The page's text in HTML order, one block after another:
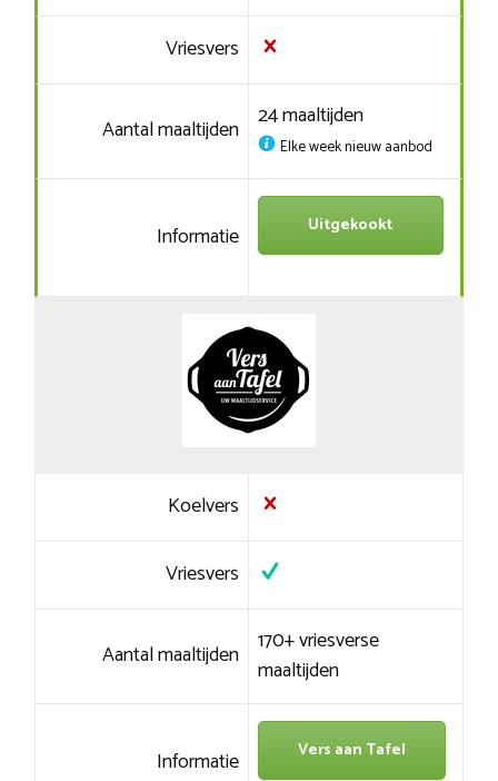
Vriesvers
Aantal maaltijden 24 maaltijden
Elke week nieuw aanbod
Informatie Uitgekookt
Koelvers
Vriesvers
Aantal maaltijden 170+ vriesverse
maaltijden
Informatie Vers aan Tafel